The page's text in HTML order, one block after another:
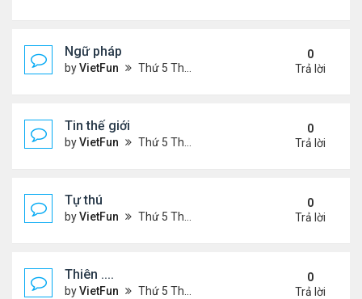
Ngữ pháp
byVietFun Thứ 5 Tháng 7 14, 2022 4:36 pm
0
Trả lời
Tin thế giới
byVietFun Thứ 5 Tháng 7 14, 2022 4:34 pm
0
Trả lời
Tự thú
byVietFun Thứ 5 Tháng 7 14, 2022 4:33 pm
0
Trả lời
Thiên ....
byVietFun Thứ 5 Tháng 7 14, 2022 4:30 pm
0
Trả lời